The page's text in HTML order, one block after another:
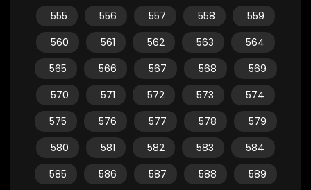
555
556 557 558
559
560
561 562 563
564
565
566 567 568
569
570
571 572 573
574
575
576 577 578
579
580
581 582 583
584
585
586 587 588
589